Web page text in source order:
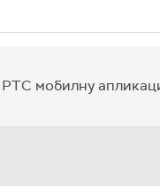
мобилну